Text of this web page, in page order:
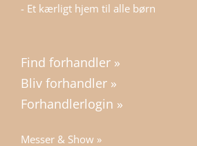
- Et kærligt hjem til alle børn
Find forhandler »
Bliv forhandler »
Forhandlerlogin »
Messer & Show »